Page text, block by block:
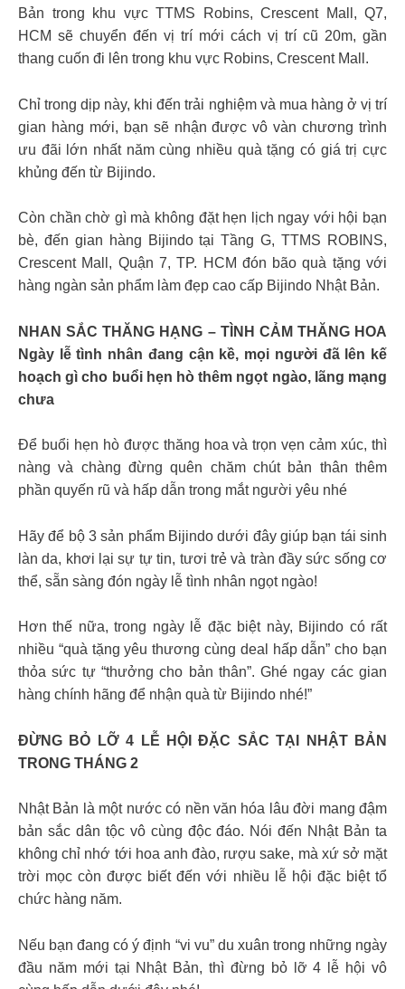
Bản trong khu vực TTMS Robins, Crescent Mall, Q7,
HCM sẽ chuyển đến vị trí mới cách vị trí cũ 20m, gần
thang cuốn đi lên trong khu vực Robins, Crescent Mall.
Chỉ trong dịp này, khi đến trải nghiệm và mua hàng ở vị trí
gian hàng mới, bạn sẽ nhận được vô vàn chương trình
ưu đãi lớn nhất năm cùng nhiều quà tặng có giá trị cực
khủng đến từ Bijindo.
Còn chần chờ gì mà không đặt hẹn lịch ngay với hội bạn
bè, đến gian hàng Bijindo tại Tầng G, TTMS ROBINS,
Crescent Mall, Quận 7, TP. HCM đón bão quà tặng với
hàng ngàn sản phẩm làm đẹp cao cấp Bijindo Nhật Bản.
NHAN SẮC THĂNG HẠNG – TÌNH CẢM THĂNG HOA
Ngày lễ tình nhân đang cận kề, mọi người đã lên kế
hoạch gì cho buổi hẹn hò thêm ngọt ngào, lãng mạng
chưa
Để buổi hẹn hò được thăng hoa và trọn vẹn cảm xúc, thì
nàng và chàng đừng quên chăm chút bản thân thêm
phần quyến rũ và hấp dẫn trong mắt người yêu nhé
Hãy để bộ 3 sản phẩm Bijindo dưới đây giúp bạn tái sinh
làn da, khơi lại sự tự tin, tươi trẻ và tràn đầy sức sống cơ
thể, sẵn sàng đón ngày lễ tình nhân ngọt ngào!
Hơn thế nữa, trong ngày lễ đặc biệt này, Bijindo có rất
nhiều “quà tặng yêu thương cùng deal hấp dẫn” cho bạn
thỏa sức tự “thưởng cho bản thân”. Ghé ngay các gian
hàng chính hãng để nhận quà từ Bijindo nhé!”
ĐỪNG BỎ LỠ 4 LỄ HỘI ĐẶC SẮC TẠI NHẬT BẢN
TRONG THÁNG 2
Nhật Bản là một nước có nền văn hóa lâu đời mang đậm
bản sắc dân tộc vô cùng độc đáo. Nói đến Nhật Bản ta
không chỉ nhớ tới hoa anh đào, rượu sake, mà xứ sở mặt
trời mọc còn được biết đến với nhiều lễ hội đặc biệt tổ
chức hàng năm.
Nếu bạn đang có ý định “vi vu” du xuân trong những ngày
đầu năm mới tại Nhật Bản, thì đừng bỏ lỡ 4 lễ hội vô